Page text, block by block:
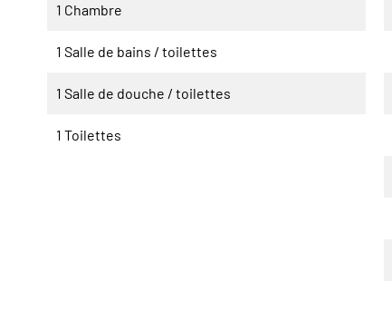
1 Chambre
1 Salle de bains / toilettes
1 Salle de douche / toilettes
1 Toilettes